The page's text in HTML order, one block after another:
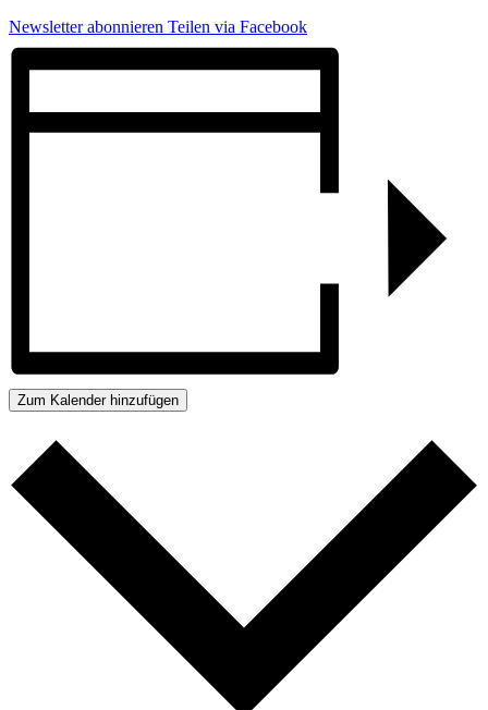
Newsletter abonnieren Teilen via Facebook
Zum Kalender hinzufügen